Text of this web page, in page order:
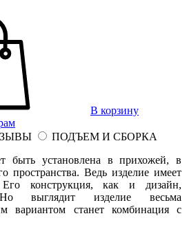
В корзину
ПОДЪЕМ И СБОРКА
быть установлена в прихожей, в
пространства. Ведь изделие имеет
конструкция, как и дизайн,
выглядит изделие весьма
вариантом станет комбинация с